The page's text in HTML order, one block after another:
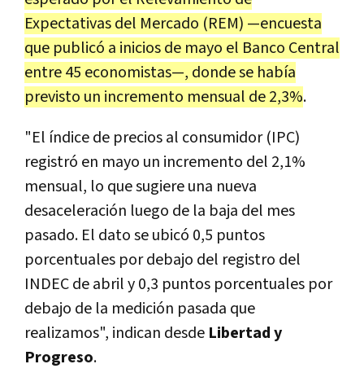
Expectativas del Mercado (REM) —encuesta
que publicó a inicios de mayo el Banco Central
entre 45 economistas—, donde se había
previsto un incremento mensual de 2,3%.
"El índice de precios al consumidor (IPC)
registró en mayo un incremento del 2,1%
mensual, lo que sugiere una nueva
desaceleración luego de la baja del mes
pasado. El dato se ubicó 0,5 puntos
porcentuales por debajo del registro del
INDEC de abril y 0,3 puntos porcentuales por
debajo de la medición pasada que
realizamos", indican desde Libertad y
Progreso.